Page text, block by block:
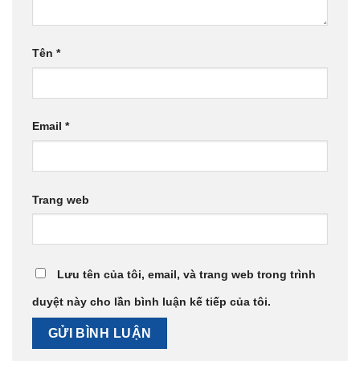
Tên *
Email *
Trang web
Lưu tên của tôi, email, và trang web trong trình
duyệt này cho lần bình luận kế tiếp của tôi.